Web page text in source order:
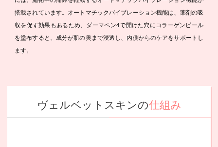
搭載されています。オートマチックバイブレーション機能は、薬剤の吸
収を促す効果もあるため、ダーマペン4で開けた穴にコラーゲンピール
を塗布すると、成分が肌の奥まで浸透し、内側からのケアをサポートし
ます。
ヴェルベットスキンの仕組み